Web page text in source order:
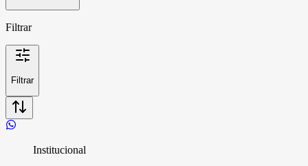
Filtrar
Filtrar
Institucional